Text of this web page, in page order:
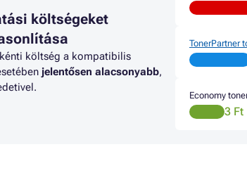
költségeket
költség a kompatibilis
jelentősen alacsonyabb,
TonerPartner
Economy
3 Ft